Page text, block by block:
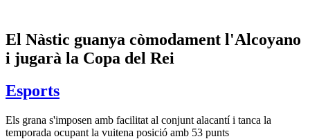
El Nàstic guanya còmodament l'Alcoyano
i jugarà la Copa del Rei
Esports
Els grana s'imposen amb facilitat al conjunt alacantí i tanca la
temporada ocupant la vuitena posició amb 53 punts